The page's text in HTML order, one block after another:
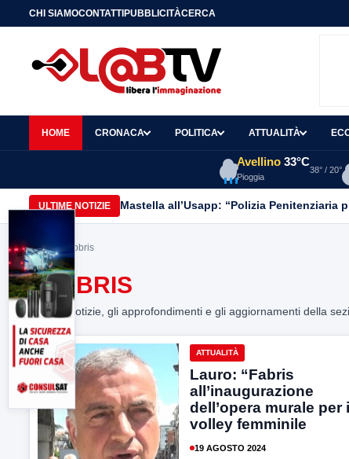
CHI SIAMOCONTATTIPUBBLICITÀCERCA
HOME CRONACA POLITICA ATTUALITÀ
Avellino 33°C
Pioggia
38° / 20°
ULTIME NOTIZIE Mastella all’Usapp: “Polizia
Home> fabbris
FABBRIS
Tutte le notizie, gli approfondimenti e gli aggiornamenti della
ATTUALITÀ
Lauro: “Fabris
all’inaugurazione
dell’opera murale per il
volley femminile
19 AGOSTO 2024